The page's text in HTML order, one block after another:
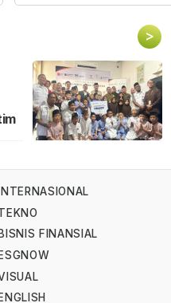
>
INTERNASIONAL
BISNIS FINANSIAL
ESGNOW
ENGLISH